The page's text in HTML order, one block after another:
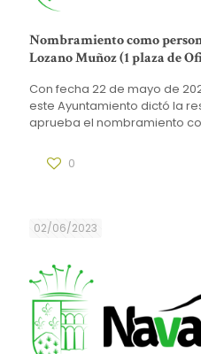
Nombramiento como
Lozano Muñoz (1 plaza de
Con fecha 22 de mayo de
este Ayuntamiento dictó la
aprueba el nombramiento
0
02/06/2023